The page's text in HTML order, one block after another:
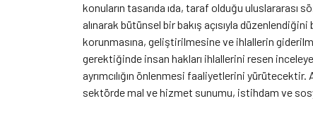
konuların tasarıda ıda, taraf olduğu uluslararası
alınarak bütünsel bir bakış açısıyla
korunmasına, geliştirilmesine ve ihlallerin
gerektiğinde insan hakları ihlallerini resen
ayrımcılığın önlenmesi faaliyetlerini yürütecektir.
sektörde mal ve hizmet sunumu, istihdam ve